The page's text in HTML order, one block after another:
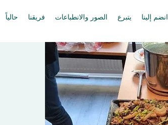
حالياً فريقنا الصور والانطباعات يتبرع انضم إلينا